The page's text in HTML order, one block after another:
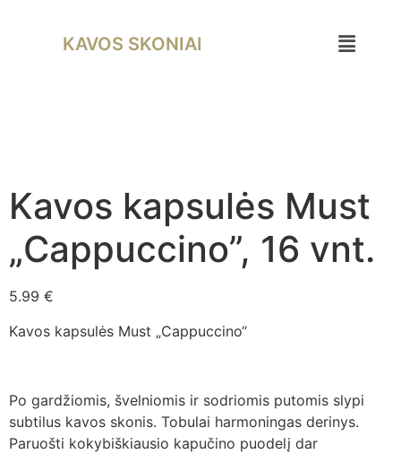
KAVOS SKONIAI
Kavos kapsulės Must
„Cappuccino”, 16 vnt.
5.99 €
Kavos kapsulės Must „Cappuccino“
Po gardžiomis, švelniomis ir sodriomis putomis slypi
subtilus kavos skonis. Tobulai harmoningas derinys.
Paruošti kokybiškiausio kapučino puodelį dar